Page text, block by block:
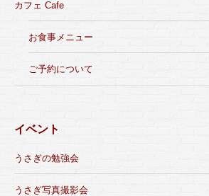
カフェ Cafe
お食事メニュー
ご予約について
イベント
うさぎの勉強会
うさぎ写真撮影会